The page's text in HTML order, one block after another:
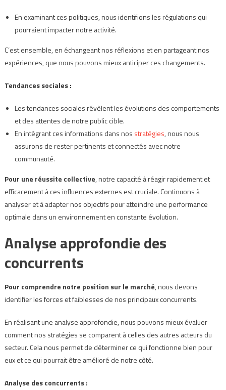
En examinant ces politiques, nous identifions les régulations qui
pourraient impacter notre activité.
C’est ensemble, en échangeant nos réflexions et en partageant nos
expériences, que nous pouvons mieux anticiper ces changements.
Tendances sociales :
Les tendances sociales révèlent les évolutions des comportements
et des attentes de notre public cible.
En intégrant ces informations dans nos stratégies, nous nous
assurons de rester pertinents et connectés avec notre
communauté.
Pour une réussite collective, notre capacité à réagir rapidement et
efficacement à ces influences externes est cruciale. Continuons à
analyser et à adapter nos objectifs pour atteindre une performance
optimale dans un environnement en constante évolution.
Analyse approfondie des
concurrents
Pour comprendre notre position sur le marché, nous devons
identifier les forces et faiblesses de nos principaux concurrents.
En réalisant une analyse approfondie, nous pouvons mieux évaluer
comment nos stratégies se comparent à celles des autres acteurs du
secteur. Cela nous permet de déterminer ce qui fonctionne bien pour
eux et ce qui pourrait être amélioré de notre côté.
Analyse des concurrents :